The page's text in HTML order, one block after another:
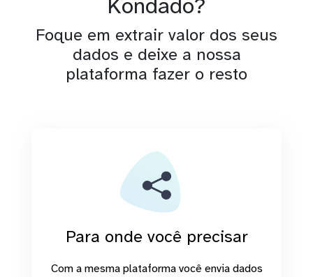
Kondado?
Foque em extrair valor dos seus
dados e deixe a nossa
plataforma fazer o resto
Para onde você precisar
Com a mesma plataforma você envia dados